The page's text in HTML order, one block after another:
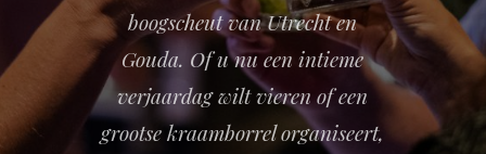
boogscheut van Utrecht en
Gouda. Of u nu een intieme
verjaardag wilt vieren of een
grootse kraamborrel organiseert,